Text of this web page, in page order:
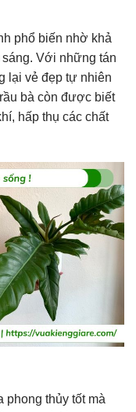
phổ biến nhờ khả
Với những tán
lại vẻ đẹp tự nhiên
bà còn được biết
hấp thụ các chất
phong thủy tốt mà